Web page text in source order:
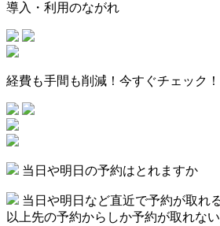
導入・利用のながれ
経費も手間も削減！今すぐチェック！
当日や明日の予約はとれますか
当日や明日など直近で予約が取れ
以上先の予約からしか予約が取れな